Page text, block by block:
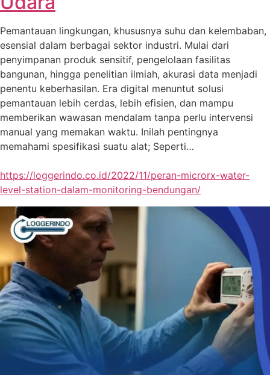
Pemantauan lingkungan, khususnya suhu dan kelembaban,
esensial dalam berbagai sektor industri. Mulai dari
penyimpanan produk sensitif, pengelolaan fasilitas
bangunan, hingga penelitian ilmiah, akurasi data menjadi
penentu keberhasilan. Era digital menuntut solusi
pemantauan lebih cerdas, lebih efisien, dan mampu
memberikan wawasan mendalam tanpa perlu intervensi
manual yang memakan waktu. Inilah pentingnya
memahami spesifikasi suatu alat; Seperti…
https://loggerindo.co.id/2022/11/peran-microrx-water-
level-station-dalam-monitoring-bendungan/